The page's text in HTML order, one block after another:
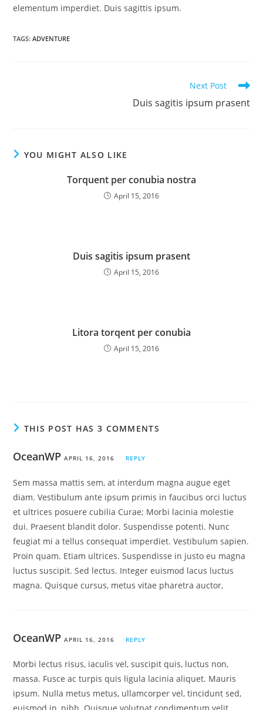
elementum imperdiet. Duis sagittis ipsum.
TAGS:ADVENTURE
Next Post
Duis sagitis ipsum prasent
YOU MIGHT ALSO LIKE
Torquent per conubia nostra
April 15, 2016
Duis sagitis ipsum prasent
April 15, 2016
Litora torqent per conubia
April 15, 2016
THIS POST HAS 3 COMMENTS
OceanWP APRIL 16, 2016 REPLY
Sem massa mattis sem, at interdum magna augue eget
diam. Vestibulum ante ipsum primis in faucibus orci luctus
et ultrices posuere cubilia Curae; Morbi lacinia molestie
dui. Praesent blandit dolor. Suspendisse potenti. Nunc
feugiat mi a tellus consequat imperdiet. Vestibulum sapien.
Proin quam. Etiam ultrices. Suspendisse in justo eu magna
luctus suscipit. Sed lectus. Integer euismod lacus luctus
magna. Quisque cursus, metus vitae pharetra auctor,
OceanWP APRIL 16, 2016 REPLY
Morbi lectus risus, iaculis vel, suscipit quis, luctus non,
massa. Fusce ac turpis quis ligula lacinia aliquet. Mauris
ipsum. Nulla metus metus, ullamcorper vel, tincidunt sed,